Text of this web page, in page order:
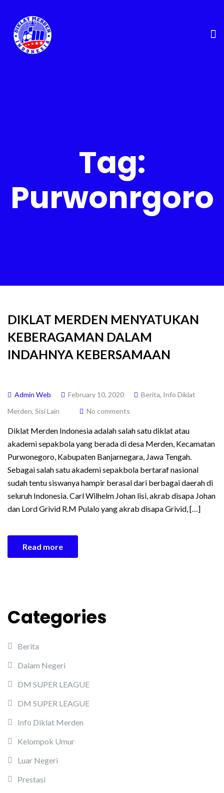
Tag:
Purwonrgoro
DIKLAT MERDEN MENYATUKAN
KEBERAGAMAN DALAM
INDAHNYA KEBERSAMAAN
Admin Web February 10, 2020 Berita, Info Diklat
Merden, Sisi Lain No comments
Diklat Merden Indonesia adalah salah satu diklat atau
akademi sepakbola yang berada di desa Merden, Kecamatan
Purwonegoro, Kabupaten Banjarnegara, Jawa Tengah.
Sebagai salah satu akademi sepakbola bertaraf nasional
sudah tentu siswanya hampir berasal dari berbagai daerah di
seluruh Indonesia. Carl Wilhelm Johan lisi, akrab disapa Johan
dan Lord Grivid R.M Pulalo yang akrab disapa Grivid, […]
Read more
Categories
Berita
Dalam Negeri
DM SUPER LEAGUE
DM SUPER LEAGUE
Info Diklat Merden
Kelompok Umur
Luar Negeri
Prestasi